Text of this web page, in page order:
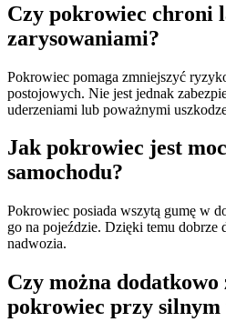
Czy pokrowiec chroni
zarysowaniami?
Pokrowiec pomaga zmniejszyć
postojowych. Nie jest jednak
uderzeniami lub poważnymi
Jak pokrowiec jest
samochodu?
Pokrowiec posiada wszytą gumę w
go na pojeździe. Dzięki temu dobrze
nadwozia.
Czy można dodatkowo
pokrowiec przy silnym